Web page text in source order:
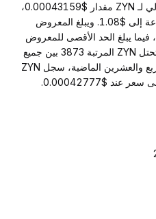
والعشرين الماضية. ويبلغ السعر الحالي لـ ZYN مقدار $0.00043159،
بينما يصل حجم التداول خلال 24 ساعة إلى $1.08. ويبلغ المعروض
المتداول من ZYN مقدار 903.82M، فيما يبلغ الحد الأقصى للمعروض
1.00B. ومن حيث القيمة السوقية، تحتل ZYN المرتبة 3873 بين جميع
العملات الرقمية. وخلال الساعات الأربع والعشرين الماضية، سجل ZYN